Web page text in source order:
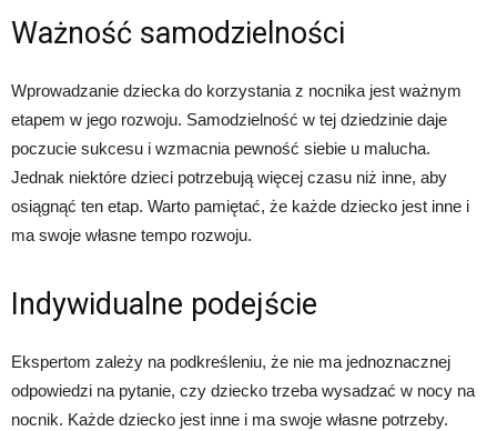
Ważność samodzielności
Wprowadzanie dziecka do korzystania z nocnika jest ważnym
etapem w jego rozwoju. Samodzielność w tej dziedzinie daje
poczucie sukcesu i wzmacnia pewność siebie u malucha.
Jednak niektóre dzieci potrzebują więcej czasu niż inne, aby
osiągnąć ten etap. Warto pamiętać, że każde dziecko jest inne i
ma swoje własne tempo rozwoju.
Indywidualne podejście
Ekspertom zależy na podkreśleniu, że nie ma jednoznacznej
odpowiedzi na pytanie, czy dziecko trzeba wysadzać w nocy na
nocnik. Każde dziecko jest inne i ma swoje własne potrzeby.